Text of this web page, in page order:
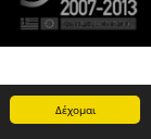
Δέχομαι